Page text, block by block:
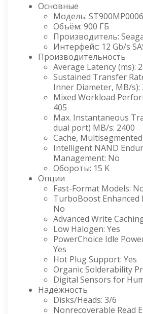
Основные
Модель: ST900MP0006
Объём: 900 ГБ
Производитель:
Интерфейс: 12 Gb/s
Производительность
Average Latency (ms):
Sustained Transfer
Inner Diameter, MB/s):
Mixed Workload
405
Max. Instantaneous
dual port) MB/s: 2400
Cache,
Intelligent NAND
Management: No
Обороты: 15 K
Опции
Fast-Format Models:
TurboBoost Enhanced
No
Advanced Write
Low Halogen: Yes
PowerChoice Idle
Yes
Hot Plug Support: Yes
Organic Solderability
Digital Sensors for
Надёжность
Disks/Heads: 3/6
Nonrecoverable Read